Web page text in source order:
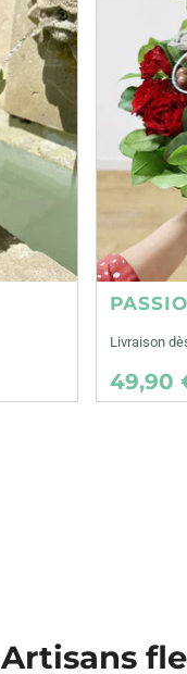
Livraison
49,90
Artisans